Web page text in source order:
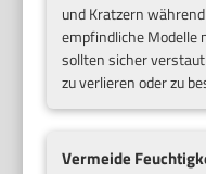
und Kratzern
empfindliche Modelle
sollten sicher
zu verlieren oder zu
Vermeide